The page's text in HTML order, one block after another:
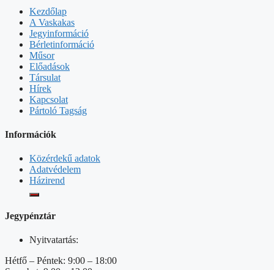
Kezdőlap
A Vaskakas
Jegyinformáció
Bérletinformáció
Műsor
Előadások
Társulat
Hírek
Kapcsolat
Pártoló Tagság
Információk
Közérdekű adatok
Adatvédelem
Házirend
Jegypénztár
Nyitvatartás:
Hétfő – Péntek: 9:00 – 18:00